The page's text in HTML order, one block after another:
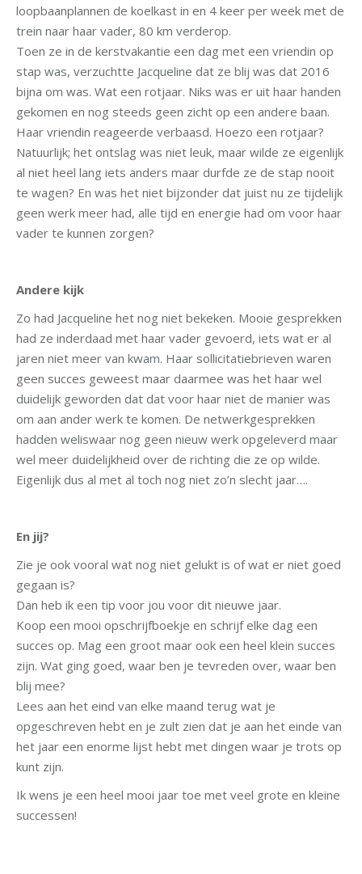
loopbaanplannen de koelkast in en 4 keer per week met de
trein naar haar vader, 80 km verderop.
Toen ze in de kerstvakantie een dag met een vriendin op
stap was, verzuchtte Jacqueline dat ze blij was dat 2016
bijna om was. Wat een rotjaar. Niks was er uit haar handen
gekomen en nog steeds geen zicht op een andere baan.
Haar vriendin reageerde verbaasd. Hoezo een rotjaar?
Natuurlijk; het ontslag was niet leuk, maar wilde ze eigenlijk
al niet heel lang iets anders maar durfde ze de stap nooit
te wagen? En was het niet bijzonder dat juist nu ze tijdelijk
geen werk meer had, alle tijd en energie had om voor haar
vader te kunnen zorgen?
Andere kijk
Zo had Jacqueline het nog niet bekeken. Mooie gesprekken
had ze inderdaad met haar vader gevoerd, iets wat er al
jaren niet meer van kwam. Haar sollicitatiebrieven waren
geen succes geweest maar daarmee was het haar wel
duidelijk geworden dat dat voor haar niet de manier was
om aan ander werk te komen. De netwerkgesprekken
hadden weliswaar nog geen nieuw werk opgeleverd maar
wel meer duidelijkheid over de richting die ze op wilde.
Eigenlijk dus al met al toch nog niet zo’n slecht jaar….
En jij?
Zie je ook vooral wat nog niet gelukt is of wat er niet goed
gegaan is?
Dan heb ik een tip voor jou voor dit nieuwe jaar.
Koop een mooi opschrijfboekje en schrijf elke dag een
succes op. Mag een groot maar ook een heel klein succes
zijn. Wat ging goed, waar ben je tevreden over, waar ben
blij mee?
Lees aan het eind van elke maand terug wat je
opgeschreven hebt en je zult zien dat je aan het einde van
het jaar een enorme lijst hebt met dingen waar je trots op
kunt zijn.
Ik wens je een heel mooi jaar toe met veel grote en kleine
successen!